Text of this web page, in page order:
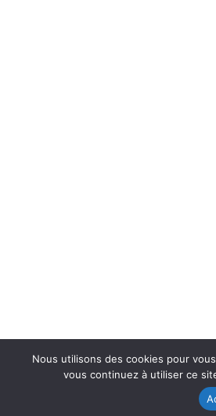
Nous utilisons des cookies pour
vous continuez à utiliser ce